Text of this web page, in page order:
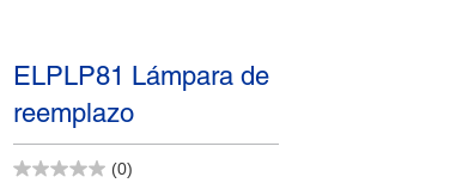
ELPLP81 Lámpara de
reemplazo
(0)